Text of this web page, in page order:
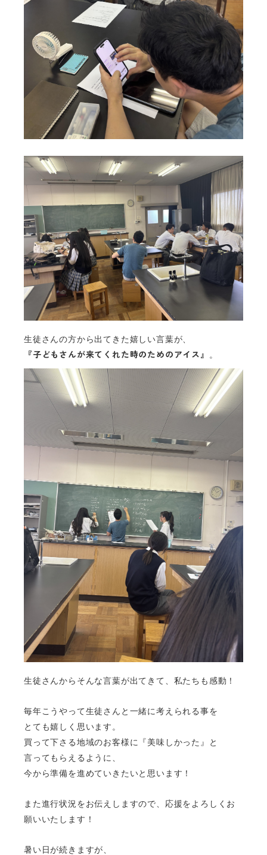
生徒さんの方から出てきた嬉しい言葉が、
『子どもさんが来てくれた時のためのアイス』 。
生徒さんからそんな言葉が出てきて、 私たちも感動！
毎年こうやって生徒さんと一緒に考えられる事を
とても嬉しく思います。
買って下さる地域のお客様に『美味しかった』と
言ってもらえるように、
今から準備を進めていきたいと思います！
また進行状況をお伝えしますので、応援をよろしくお
願いいたします！
暑い日が続きますが、